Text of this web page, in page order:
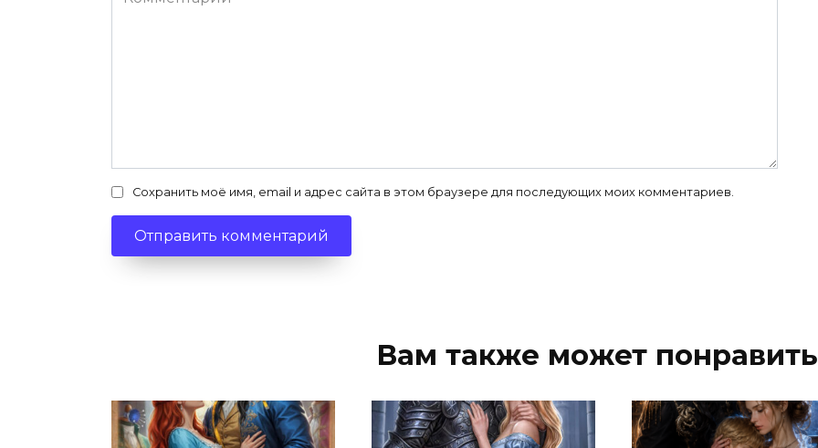
Сохранить моё имя, email и адрес сайта в этом браузере для последующих моих комментариев.
Вам также может